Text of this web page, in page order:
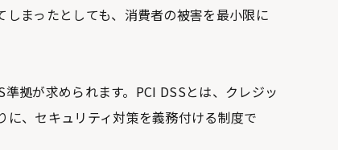
まったとしても、消費者の被害を最小限に
拠が求められます。PCI DSSとは、クレジッ
、セキュリティ対策を義務付ける制度で